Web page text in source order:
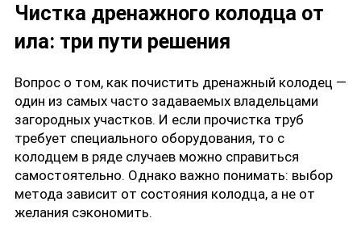
Чистка дренажного колодца от
ила: три пути решения
Вопрос о том, как почистить дренажный колодец —
один из самых часто задаваемых владельцами
загородных участков. И если прочистка труб
требует специального оборудования, то с
колодцем в ряде случаев можно справиться
самостоятельно. Однако важно понимать: выбор
метода зависит от состояния колодца, а не от
желания сэкономить.